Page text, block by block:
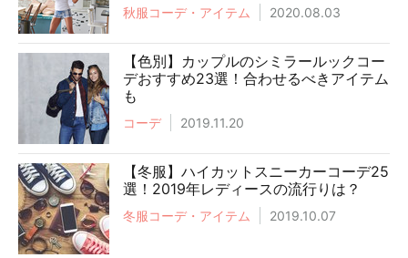
秋服コーデ・アイテム 2020.08.03
【色別】カップルのシミラールックコー
デおすすめ23選！合わせるべきアイテム
も
コーデ 2019.11.20
【冬服】ハイカットスニーカーコーデ25
選！2019年レディースの流行りは？
冬服コーデ・アイテム 2019.10.07